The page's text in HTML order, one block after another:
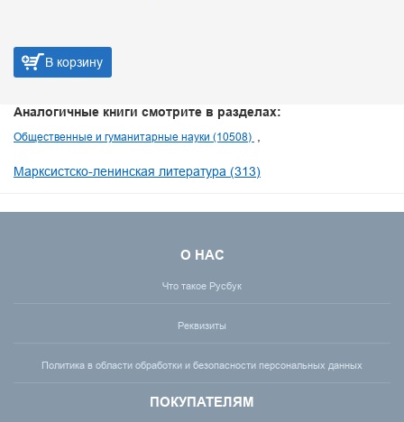
В корзину
Аналогичные книги смотрите в разделах:
Общественные и гуманитарные науки (10508)
Марксистско-ленинская литература (313)
О НАС
Что такое Русбук
Реквизиты
Политика в области обработки и безопасности персональных данных
ПОКУПАТЕЛЯМ